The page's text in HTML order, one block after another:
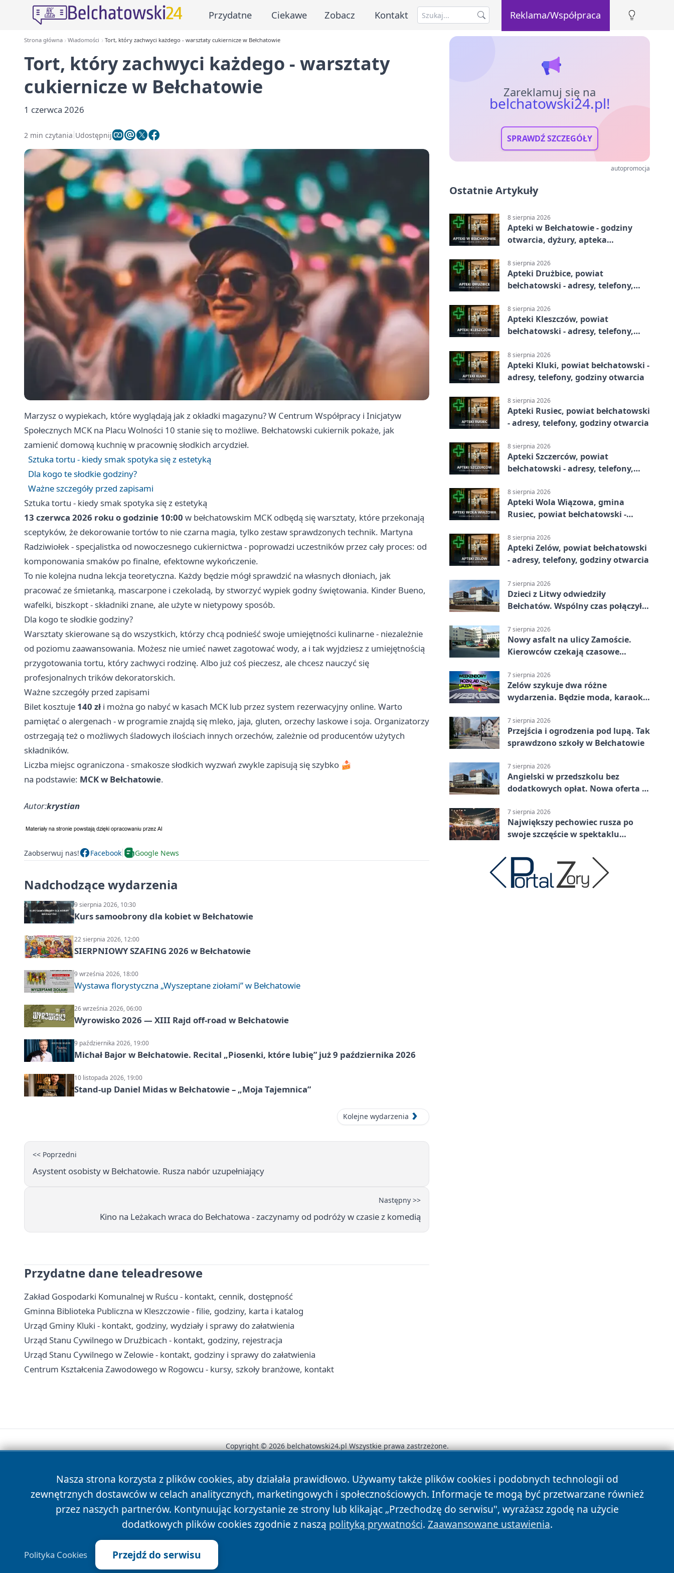
Przydatne Ciekawe Zobacz Kontakt Reklama/Współpraca
Strona główna Wiadomości Tort, który zachwyci każdego - warsztaty cukiernicze w Bełchatowie
Tort, który zachwyci każdego - warsztaty
cukiernicze w Bełchatowie
1 czerwca 2026
2 min czytania Udostępnij
Marzysz o wypiekach, które wyglądają jak z okładki magazynu? W Centrum Współpracy i Inicjatyw
Społecznych MCK na Placu Wolności 10 stanie się to możliwe. Bełchatowski cukiernik pokaże, jak
zamienić domową kuchnię w pracownię słodkich arcydzieł.
Sztuka tortu - kiedy smak spotyka się z estetyką
Dla kogo te słodkie godziny?
Ważne szczegóły przed zapisami
Sztuka tortu - kiedy smak spotyka się z estetyką
13 czerwca 2026 roku o godzinie 10:00 w bełchatowskim MCK odbędą się warsztaty, które przekonają
sceptyków, że dekorowanie tortów to nie czarna magia, tylko zestaw sprawdzonych technik. Martyna
Radziwiołek - specjalistka od nowoczesnego cukiernictwa - poprowadzi uczestników przez cały proces: od
komponowania smaków po finalne, efektowne wykończenie.
To nie kolejna nudna lekcja teoretyczna. Każdy będzie mógł sprawdzić na własnych dłoniach, jak
pracować ze śmietanką, mascarpone i czekoladą, by stworzyć wypiek godny świętowania. Kinder Bueno,
wafelki, biszkopt - składniki znane, ale użyte w nietypowy sposób.
Dla kogo te słodkie godziny?
Warsztaty skierowane są do wszystkich, którzy chcą podnieść swoje umiejętności kulinarne - niezależnie
od poziomu zaawansowania. Możesz nie umieć nawet zagotować wody, a i tak wyjdziesz z umiejętnością
przygotowania tortu, który zachwyci rodzinę. Albo już coś pieczesz, ale chcesz nauczyć się
profesjonalnych trików dekoratorskich.
Ważne szczegóły przed zapisami
Bilet kosztuje 140 zł i można go nabyć w kasach MCK lub przez system rezerwacyjny online. Warto
pamiętać o alergenach - w programie znajdą się mleko, jaja, gluten, orzechy laskowe i soja. Organizatorzy
ostrzegają też o możliwych śladowych ilościach innych orzechów, zależnie od producentów użytych
składników.
Liczba miejsc ograniczona - smakosze słodkich wyzwań zwykle zapisują się szybko 🍰
na podstawie: MCK w Bełchatowie.
Autor:krystian
Zaobserwuj nas! Facebook Google News
Nadchodzące wydarzenia
9 sierpnia 2026, 10:30
Kurs samoobrony dla kobiet w Bełchatowie
22 sierpnia 2026, 12:00
SIERPNIOWY SZAFING 2026 w Bełchatowie
9 września 2026, 18:00
Wystawa florystyczna „Wyszeptane ziołami” w Bełchatowie
26 września 2026, 06:00
Wyrowisko 2026 — XIII Rajd off‑road w Bełchatowie
9 października 2026, 19:00
Michał Bajor w Bełchatowie. Recital „Piosenki, które lubię” już 9 października 2026
10 listopada 2026, 19:00
Stand-up Daniel Midas w Bełchatowie – „Moja Tajemnica”
Kolejne wydarzenia
<< Poprzedni
Asystent osobisty w Bełchatowie. Rusza nabór uzupełniający
Następny >>
Kino na Leżakach wraca do Bełchatowa - zaczynamy od podróży w czasie z komedią
Przydatne dane teleadresowe
Zakład Gospodarki Komunalnej w Ruścu - kontakt, cennik, dostępność
Gminna Biblioteka Publiczna w Kleszczowie - filie, godziny, karta i katalog
Urząd Gminy Kluki - kontakt, godziny, wydziały i sprawy do załatwienia
Urząd Stanu Cywilnego w Drużbicach - kontakt, godziny, rejestracja
Urząd Stanu Cywilnego w Zelowie - kontakt, godziny i sprawy do załatwienia
Centrum Kształcenia Zawodowego w Rogowcu - kursy, szkoły branżowe, kontakt
Zareklamuj się na
belchatowski24.pl!
SPRAWDŹ SZCZEGÓŁY
autopromocja
Ostatnie Artykuły
8 sierpnia 2026
Apteki w Bełchatowie - godziny
otwarcia, dyżury, apteka
8 sierpnia 2026
Apteki Drużbice, powiat
bełchatowski - adresy, telefony,
8 sierpnia 2026
Apteki Kleszczów, powiat
bełchatowski - adresy, telefony,
8 sierpnia 2026
Apteki Kluki, powiat bełchatowski -
adresy, telefony, godziny otwarcia
8 sierpnia 2026
Apteki Rusiec, powiat bełchatowski
- adresy, telefony, godziny otwarcia
8 sierpnia 2026
Apteki Szczerców, powiat
bełchatowski - adresy, telefony,
8 sierpnia 2026
Apteki Wola Wiązowa, gmina
Rusiec, powiat bełchatowski -
8 sierpnia 2026
Apteki Zelów, powiat bełchatowski
- adresy, telefony, godziny otwarcia
7 sierpnia 2026
Dzieci z Litwy odwiedziły
Bełchatów. Wspólny czas połączył
7 sierpnia 2026
Nowy asfalt na ulicy Zamoście.
Kierowców czekają czasowe
7 sierpnia 2026
Zelów szykuje dwa różne
wydarzenia. Będzie moda, karaoke
7 sierpnia 2026
Przejścia i ogrodzenia pod lupą. Tak
sprawdzono szkoły w Bełchatowie
7 sierpnia 2026
Angielski w przedszkolu bez
dodatkowych opłat. Nowa oferta w
7 sierpnia 2026
Największy pechowiec rusza po
swoje szczęście w spektaklu
Nasza strona korzysta z plików cookies, aby działała prawidłowo. Używamy także plików cookies i podobnych technologii od
zewnętrznych dostawców w celach analitycznych, marketingowych i społecznościowych. Informacje te mogą być przetwarzane również
przez naszych partnerów. Kontynuując korzystanie ze strony lub klikając „Przechodzę do serwisu", wyrażasz zgodę na użycie
dodatkowych plików cookies zgodnie z naszą polityką prywatności. Zaawansowane ustawienia.
Polityka Cookies Przejdź do serwisu
Copyright © 2026 belchatowski24.pl Wszystkie prawa zastrzeżone.
News Autorzy Polityka Prywatności Polityka Cookies